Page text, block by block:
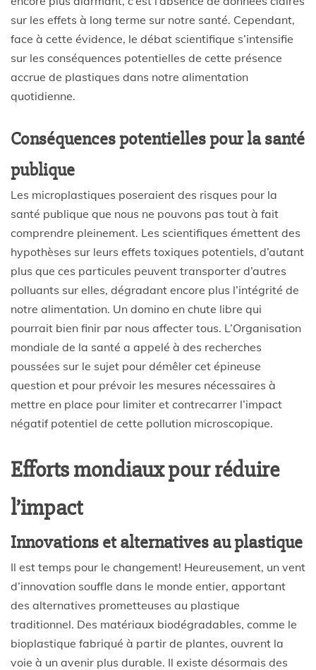
sur les effets à long terme sur notre santé. Cependant,
face à cette évidence, le débat scientifique s’intensifie
sur les conséquences potentielles de cette présence
accrue de plastiques dans notre alimentation
quotidienne.
Conséquences potentielles pour la santé
publique
Les microplastiques poseraient des risques pour la
santé publique que nous ne pouvons pas tout à fait
comprendre pleinement. Les scientifiques émettent des
hypothèses sur leurs effets toxiques potentiels, d’autant
plus que ces particules peuvent transporter d’autres
polluants sur elles, dégradant encore plus l’intégrité de
notre alimentation. Un domino en chute libre qui
pourrait bien finir par nous affecter tous. L’Organisation
mondiale de la santé a appelé à des recherches
poussées sur le sujet pour démêler cet épineuse
question et pour prévoir les mesures nécessaires à
mettre en place pour limiter et contrecarrer l’impact
négatif potentiel de cette pollution microscopique.
Efforts mondiaux pour réduire
l’impact
Innovations et alternatives au plastique
Il est temps pour le changement! Heureusement, un vent
d’innovation souffle dans le monde entier, apportant
des alternatives prometteuses au plastique
traditionnel. Des matériaux biodégradables, comme le
bioplastique fabriqué à partir de plantes, ouvrent la
voie à un avenir plus durable. Il existe désormais des